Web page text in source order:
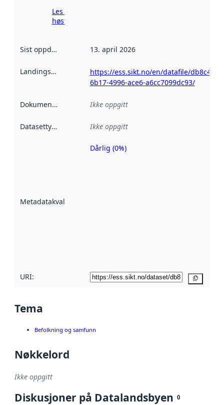
Les mer om
høsting her
Sist oppdatert 13. april 2026
Landingsside
https://ess.sikt.no/en/datafile/
6b17-4996-ace6-a6cc7099dc93/
Dokumentasjon Ikke oppgitt
Datasettype Ikke oppgitt
Metadatakvalitet
Metadatakvalitet
Dårlig (0%)
URI:
Tema
Befolkning og samfunn
Nøkkelord
Ikke oppgitt
Diskusjoner på Datalandsbyen 0